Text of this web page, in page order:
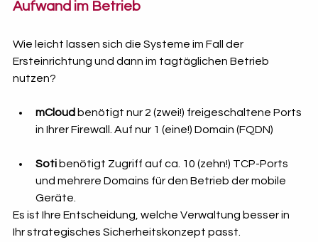
Aufwand im Betrieb
Wie leicht lassen sich die Systeme im Fall der
Ersteinrichtung und dann im tagtäglichen Betrieb
nutzen?
mCloud benötigt nur 2 (zwei!) freigeschaltene Ports
in Ihrer Firewall. Auf nur 1 (eine!) Domain (FQDN)
Soti benötigt Zugriff auf ca. 10 (zehn!) TCP-Ports
und mehrere Domains für den Betrieb der mobile
Geräte.
Es ist Ihre Entscheidung, welche Verwaltung besser in
Ihr strategisches Sicherheitskonzept passt.